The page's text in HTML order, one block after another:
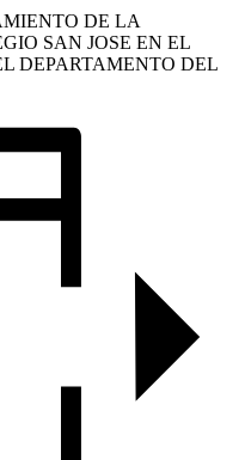
DE LA
SAN JOSE EN EL
DEPARTAMENTO DEL